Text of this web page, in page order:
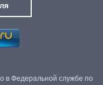
в Федеральной службе по